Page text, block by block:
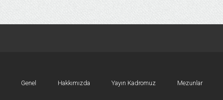
Genel Hakkımızda Yayın Kadromuz Mezunlar